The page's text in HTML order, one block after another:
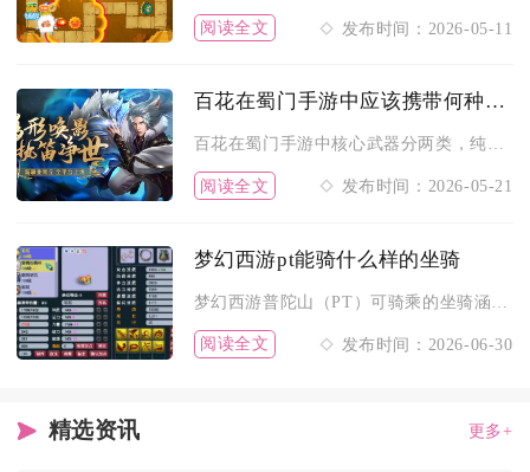
阅读全文 发布时间：2026-05-11
百花在蜀门手游中应该携带何种武器
阅读全文 发布时间：2026-05-21
梦幻西游pt能骑什么样的坐骑
阅读全文 发布时间：2026-06-30
精选资讯 更多+